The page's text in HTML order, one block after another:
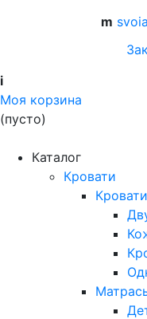
m
i
Моя корзина
(пусто)
Каталог
Кровати